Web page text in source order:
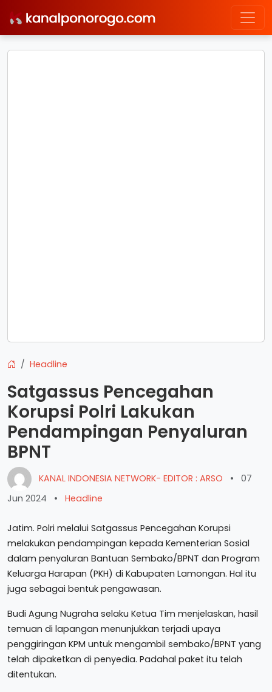
Headline
Satgassus Pencegahan
Korupsi Polri Lakukan
Pendampingan Penyaluran
BPNT
KANAL INDONESIA NETWORK- EDITOR : ARSO •
07
Jun 2024
• Headline
Jatim. Polri melalui Satgassus Pencegahan Korupsi
melakukan pendampingan kepada Kementerian Sosial
dalam penyaluran Bantuan Sembako/BPNT dan Program
Keluarga Harapan (PKH) di Kabupaten Lamongan. Hal itu
juga sebagai bentuk pengawasan.
Budi Agung Nugraha selaku Ketua Tim menjelaskan, hasil
temuan di lapangan menunjukkan terjadi upaya
penggiringan KPM untuk mengambil sembako/BPNT yang
telah dipaketkan di penyedia. Padahal paket itu telah
ditentukan.